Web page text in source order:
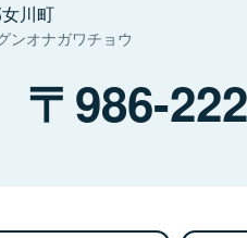
川町
ンオナガワチョウ
986-